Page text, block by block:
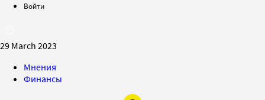
Войти
29 March 2023
Мнения
Финансы